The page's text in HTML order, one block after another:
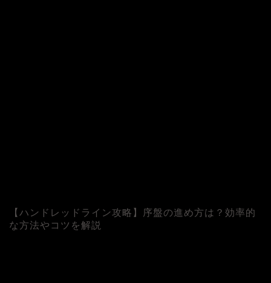
【ハンドレッドライン攻略】序盤の進め方は？効率的
な方法やコツを解説